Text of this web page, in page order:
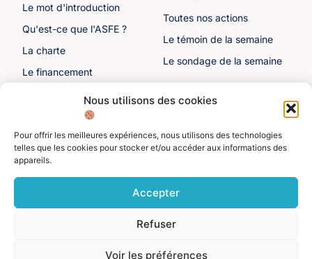
Nous utilisons des cookies
Pour offrir les meilleures expériences, nous utilisons des technologies
telles que les cookies pour stocker et/ou accéder aux informations des
appareils.
Accepter
Refuser
Voir les préférences
Le mot d'introduction
Qu'est-ce que l'ASFE ?
La charte
Le financement
Les sénateurs
Toutes nos actions
Le témoin de la semaine
Le sondage de la semaine
Autre liens
Toutes les ressources
Contactez-nous
Divers
personnelles
Mentions légales